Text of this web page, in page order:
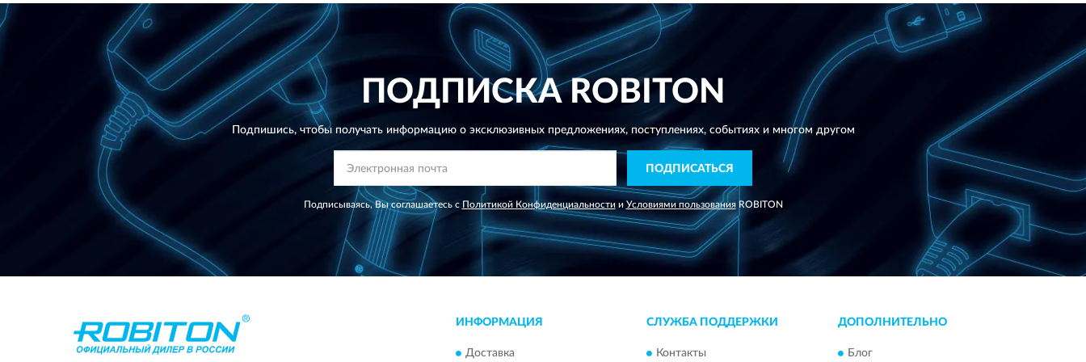
ПОДПИСКАROBITON
Подпишись, чтобы получать информацию о эксклюзивных предложениях,поступлениях, событиях и многом другом
ПОДПИСАТЬСЯ
Подписываясь, Вы соглашаетесь с Политикой Конфиденциальности и Условиями пользованияROBITON
ИНФОРМАЦИЯ
Доставка
СЛУЖБА ПОДДЕРЖКИ
Контакты
ДОПОЛНИТЕЛЬНО
Блог